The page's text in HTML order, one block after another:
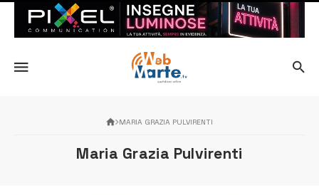
MARIA GRAZIA PULVIRENTI
Maria Grazia Pulvirenti